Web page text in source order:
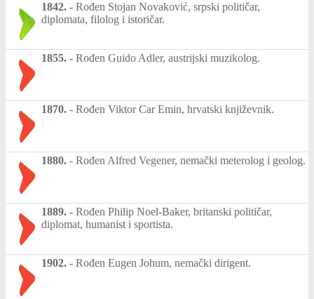
1842. - Rođen Stojan Novaković, srpski političar,
diplomata, filolog i istoričar.
1855. - Rođen Guido Adler, austrijski muzikolog.
1870. - Rođen Viktor Car Emin, hrvatski književnik.
1880. - Rođen Alfred Vegener, nemački meterolog i geolog.
1889. - Rođen Philip Noel-Baker, britanski političar,
diplomat, humanist i sportista.
1902. - Rođen Eugen Johum, nemački dirigent.